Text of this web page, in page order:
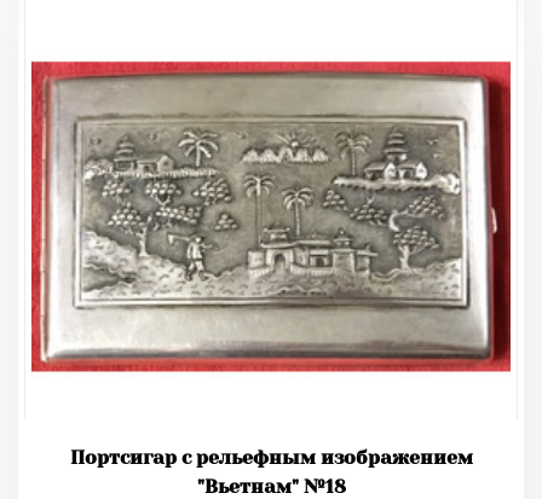
Портсигар с рельефным изображением
"Вьетнам" №18